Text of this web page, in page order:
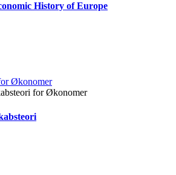
History of Europe
Økonomer
for Økonomer